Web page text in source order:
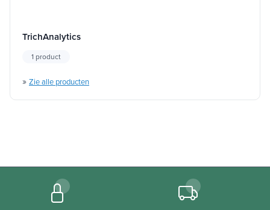
TrichAnalytics
1 product
» Zie alle producten